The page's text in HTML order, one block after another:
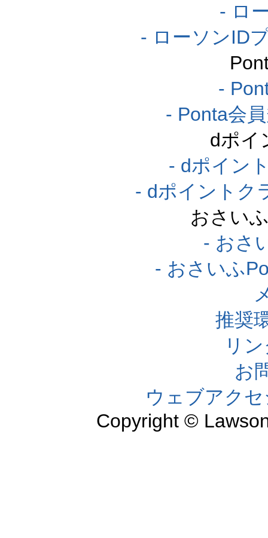
- ロ
- ローソンID
-
- Ponta会
dポイ
- dポイン
- dポイントク
おさい
- おさ
- おさいふ
推奨
リ
お
ウェブアク
Copyright ©